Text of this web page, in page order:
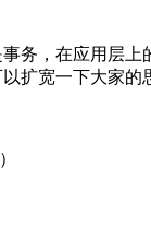
务，在应用层上
扩宽一下大家的